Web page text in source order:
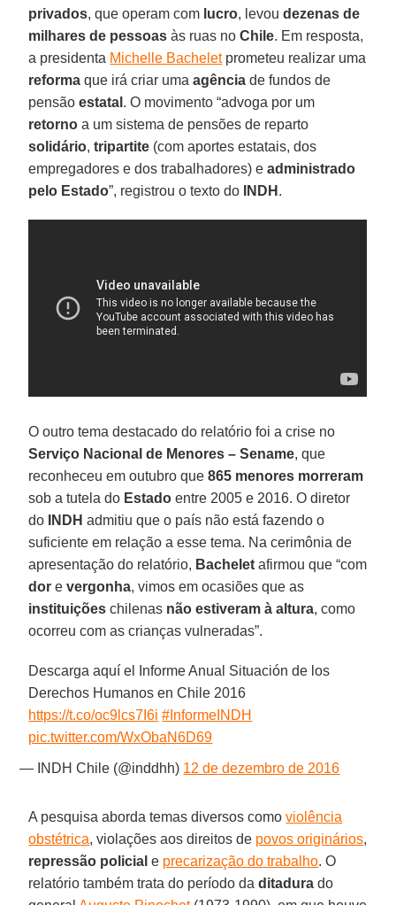
privados, que operam com lucro, levoudezenas de
milhares de pessoas às ruas noChile. Em resposta,
a presidenta Michelle Bacheletprometeu realizar uma
reforma que irá criar umaagência de fundos de
pensãoestatal . O movimento “advoga por um
retorno a um sistema de pensões de reparto
solidário,tripartite (com aportes estatais, dos
empregadores e dos trabalhadores) e administrado
pelo Estado”, registrou o texto do INDH .
O outro tema destacado do relatório foi a crise no
Serviço Nacional de Menores – Sename, que
reconheceu em outubro que865 menores morreram
sob a tutela do Estado entre 2005 e 2016. O diretor
do
INDH admitiu que o país não está fazendo o
suficiente em relação a esse tema. Na cerimônia de
apresentação do relatório, Bachelet afirmou que “com
dor evergonha, vimos em ocasiões que as
instituições chilenas não estiveram à altura, como
ocorreu com as crianças vulneradas”.
Descarga aquí el Informe Anual Situación de los
Derechos Humanos en Chile 2016
https://t.co/oc9lcs7I6i #InformeINDH
pic.twitter.com/WxObaN6D69
— INDH Chile (@inddhh) 12 de dezembro de 2016
A pesquisa aborda temas diversos comoviolência
obstétrica, violações aos direitos de povos originários,
repressão policial e precarização do trabalho. O
relatório também trata do período daditadura do